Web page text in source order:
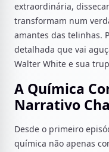
extraordinária,
transformam num
amantes das telinhas.
detalhada que vai
Walter White e sua
A Química
Narrativo
Desde o primeiro
química não apenas